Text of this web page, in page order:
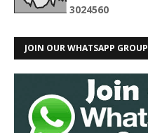
3024560
JOIN OUR WHATSAPP GROUP